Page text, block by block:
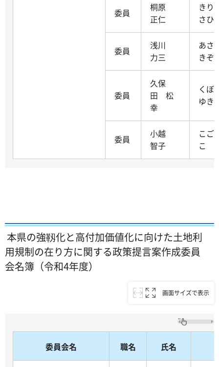
委員
桐原
正仁
き
さひ
委員
浅川
力三
あさ
きぞ
委員
久保
田 松
幸
く
ゆき
委員
小越
智子
こ
こ
本県の強靱化と高付加価値化に向けた土地利
用規制の在り方に関する政策提言案作成委員
会名簿（令和4年度）
画面サイズで表示
委員会名 職名 氏名